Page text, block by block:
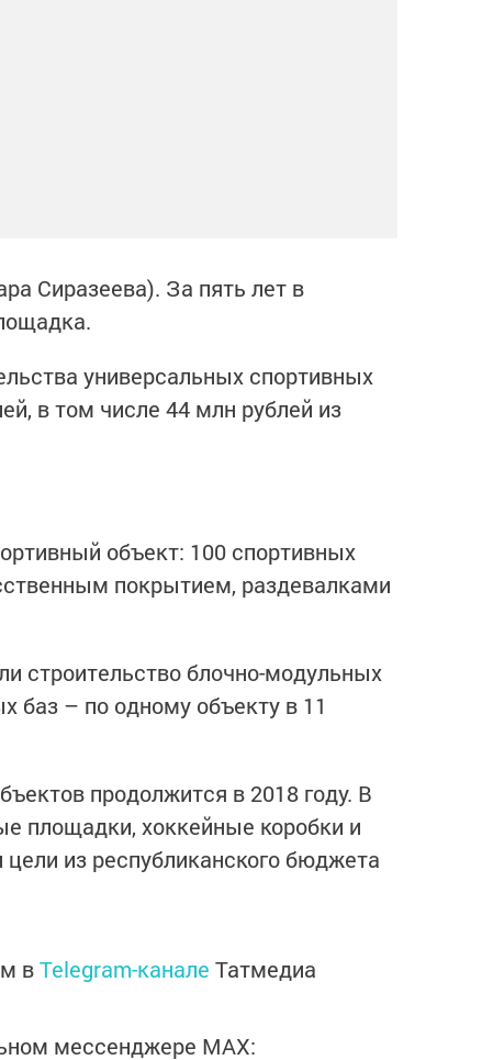
Сиразеева). За пять лет в
универсальных спортивных
в том числе 44 млн рублей из
объект: 100 спортивных
покрытием, раздевалками
строительство блочно-модульных
– по одному объекту в 11
продолжится в 2018 году. В
площадки, хоккейные коробки и
из республиканского бюджета
вTelegram-канале Татмедиа
мессенджере MАХ: